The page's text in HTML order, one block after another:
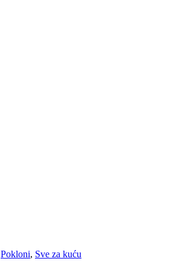
Pokloni, Sve za kuću